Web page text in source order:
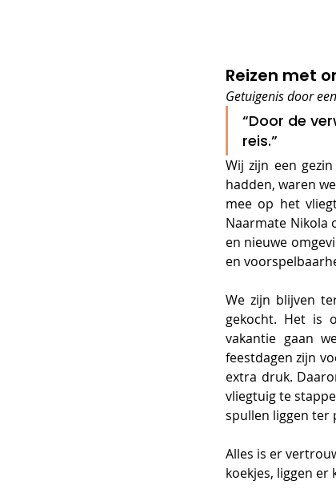
Reizen met
Getuigenis door
“Door de
reis.”
Wij zijn een
hadden, waren
mee op het
Naarmate Nikola
en nieuwe
en
We zijn blijven
gekocht. Het is
vakantie gaan
feestdagen zijn
extra druk.
vliegtuig te
spullen liggen ter
Alles is er
koekjes, liggen er